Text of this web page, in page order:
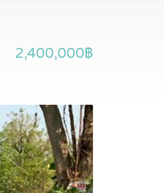
2,400,000฿